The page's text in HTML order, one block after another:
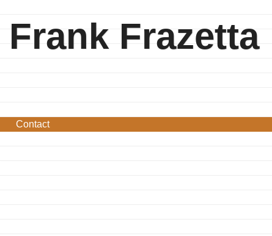
Frank Frazetta
Contact